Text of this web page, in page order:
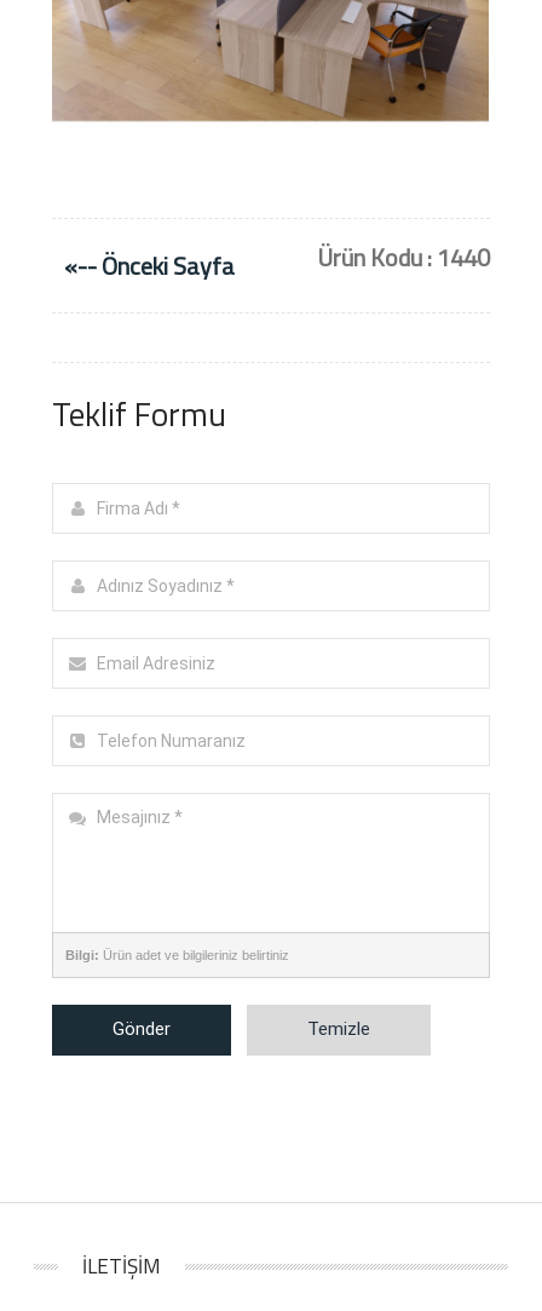
«-- Önceki Sayfa Ürün Kodu : 1440
Teklif Formu
Bilgi: Ürün adet ve bilgileriniz belirtiniz
Gönder Temizle
İLETİŞİM